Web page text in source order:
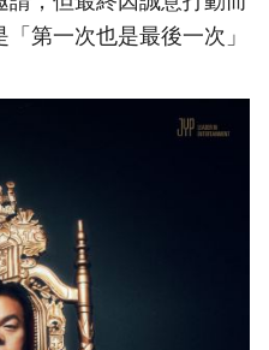
第一次也是最後一次」